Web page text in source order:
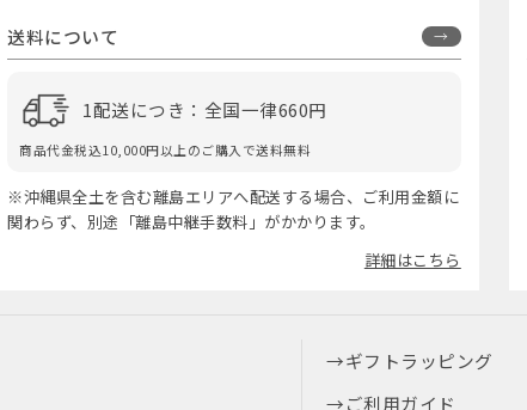
送料について
1配送につき：全国一律660円
商品代金税込10,000円以上のご購入で送料無料
※沖縄県全土を含む離島エリアへ配送する場合、ご利用金額に
関わらず、別途「離島中継手数料」がかかります。
詳細はこちら
ギフトラッピング
ご利用ガイド